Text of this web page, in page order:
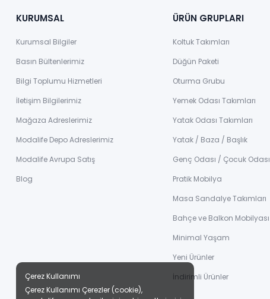
KURUMSAL
Kurumsal Bilgiler
Basın Bültenlerimiz
Bilgi Toplumu Hizmetleri
İletişim Bilgilerimiz
Mağaza Adreslerimiz
Modalife Depo Adreslerimiz
Modalife Avrupa Satış
Blog
ÜRÜN GRUPLARI
Koltuk Takımları
Düğün Paketi
Oturma Grubu
Yemek Odası Takımları
Yatak Odası Takımları
Yatak / Baza / Başlık
Genç Odası / Çocuk Odası
Pratik Mobilya
Masa Sandalye Takımları
Bahçe ve Balkon Mobilyası
Minimal Yaşam
Yeni Ürünler
İndirimli Ürünler
Çerez Kullanımı
Çerez Kullanımı Çerezler (cookie),